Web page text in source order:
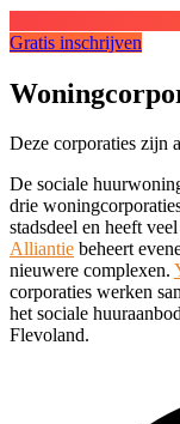
Gratis inschrijven
Deze corporaties zijn
De sociale
drie
stadsdeel en heeft
Alliantie beheert
nieuwere complexen.
corporaties werken
het sociale
Flevoland.